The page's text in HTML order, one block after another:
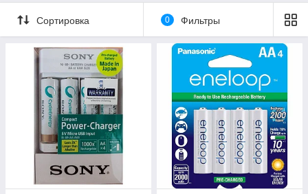
Сортировка 0 Фильтры